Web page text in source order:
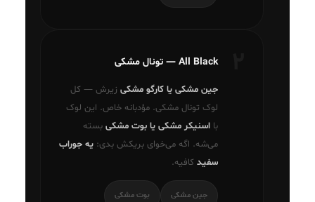
All Black — تونال مشکی
جین مشکی یا کارگو مشکی زیرش — کل
لوک تونال مشکی. مؤدبانه خاص. این لوک
با اسنیکر مشکی یا بوت مشکی بسته
می‌شه. اگه می‌خوای بریکش بدی: یه جوراب
سفید کافیه.
جین مشکی بوت مشکی